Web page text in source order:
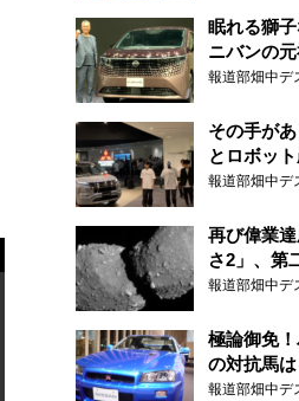
眠れる獅
ニバンの
報道部畑中デ
その手が
とロボッ
報道部畑中デ
再び偉業
さ2」、第
す
報道部畑中デ
極論御免
の対抗馬は
報道部畑中デ